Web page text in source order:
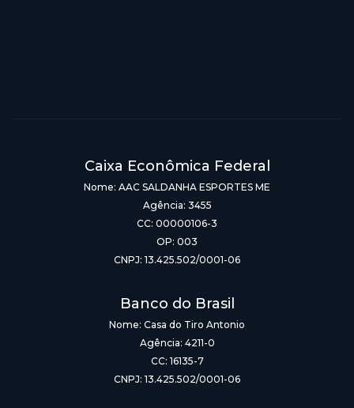
Caixa Econômica Federal
Nome: AAC SALDANHA ESPORTES ME
Agência: 3455
CC: 00000106-3
OP: 003
CNPJ: 13.425.502/0001-06
Banco do Brasil
Nome: Casa do Tiro Antonio
Agência: 4211-0
CC: 16135-7
CNPJ: 13.425.502/0001-06